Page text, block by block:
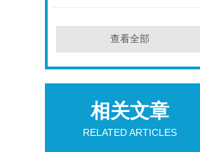
查看全部
相关文章
RELATED ARTICLES